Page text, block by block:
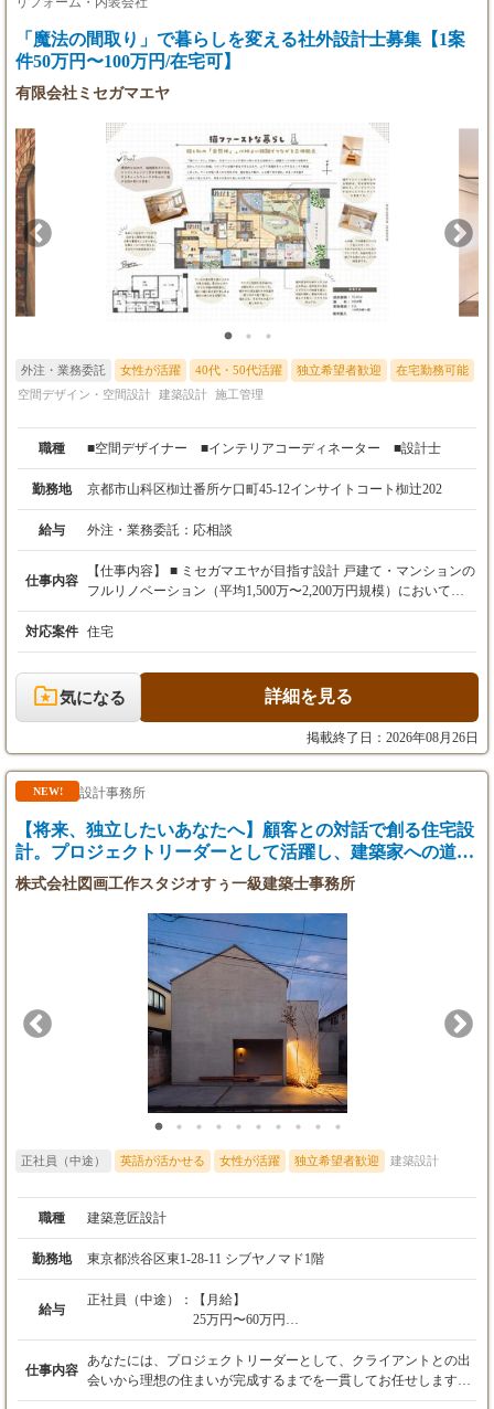
社会保険完備（健康・厚生年金・雇用・労災）
あり（3ヶ月）
※試用期間中の給与：日給8,500円以上（スキル
により応相談）
を中心に、全国各地の現場での進捗確認・監修。 「デザインは好
きだが、建築士としての法的な知識も確実に身につけたい」「住
な方を歓迎します。
「魔法の間取り」で暮らしを変える社外設計士募集【1案
件50万円〜100万円/在宅可】
有限会社ミセガマエヤ
外注・業務委託 女性が活躍 40代・50代活躍 独立希望者歓迎
在宅勤務可能
空間デザイン・空間設計 建築設計 施工管理
職種 ■空間デザイナー ■インテリアコーディネーター ■設計士
勤務地 京都市山科区椥辻番所ケ口町45-12インサイトコート椥辻202
給与 外注・業務委託： 応相談
仕事内容
【仕事内容】 ■ ミセガマエヤが目指す設計 戸建て・マンションの
フルリノベーション（平均1,500万〜2,200万円規模）において、
住まい手が無意識で暮らしても自然と家事が回り、ごきげんな毎
日に変わる仕掛けとしての「魔法の間取り」を実現していただき
ます。単なるCADオペレーションや見た目だけのデザインではな
く、住まい手の暮らしの課題を解き明かす空間提案です。 ■ 具体
的な業務内容 ・施主との対話・ヒアリング：潜在的なお悩みや生
活動線、暮らしの癖を丁寧に紐解く ・プランニング・意匠設計：
動線・収納計画・光や風の通り道を計算した基本設計および詳細
設計 ・素材の吟味・インテリア構築：質感や仕上がりを左右する
素材選定、造作家具・照明計画の考案 ・施工への引き継ぎ：設計
意図を正確に形にするための現場監督・職人との打ち合わせ ■ チ
い込む必要はありません。整理収納の専門家や現場監督など、各
分野のプロフェッショナルと知恵を出し合い、一つのチームで最
す。
対応案件 住宅
気になる 詳細を見る
掲載終了日：2026年08月26日
NEW! 設計事務所
【将来、独立したいあなたへ】顧客との対話で創る住宅設
計。プロジェクトリーダーとして活躍し、建築家への道を
切り拓く
株式会社図画工作スタジオすぅ一級建築士事務所
正社員（中途） 英語が活かせる 女性が活躍 独立希望者歓迎 建築設計
職種 建築意匠設計
勤務地 東京都渋谷区東1-28-11 シブヤノマド1階
給与
正社員（中途）：
【月給】
25万円〜60万円
※これまでのご経験やスキルを最大限に考慮
し、優遇いたします。
【昇給・賞与】
仕事内容
あなたには、プロジェクトリーダーとして、クライアントとの出
会いから理想の住まいが完成するまでを一貫してお任せします。
年間10〜15棟、延床20坪の狭小住宅から100坪を超える豪邸ま